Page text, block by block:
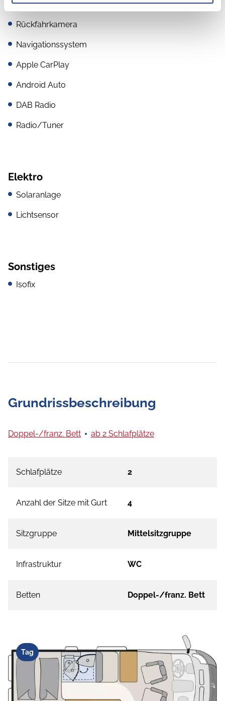
Multimedia
Rückfahrkamera
Navigationssystem
Apple CarPlay
Android Auto
DAB Radio
Radio/Tuner
Elektro
Solaranlage
Lichtsensor
Sonstiges
Isofix
Grundrissbeschreibung
Doppel-/franz. Bett ab 2 Schlafplätze
Schlafplätze 2
Anzahl der Sitze mit Gurt 4
Sitzgruppe Mittelsitzgruppe
Infrastruktur WC
Betten Doppel-/franz. Bett
Tag